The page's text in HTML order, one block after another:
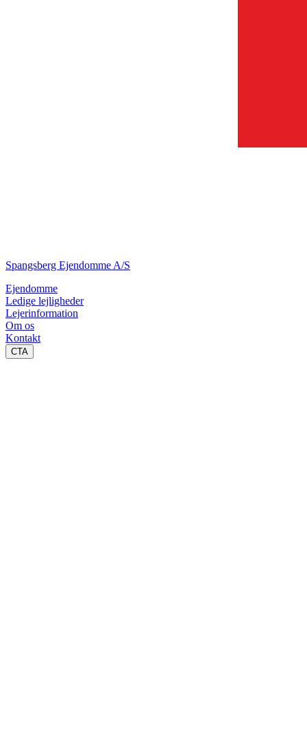
Spangsberg Ejendomme A/S
Ejendomme
Ledige lejligheder
Lejerinformation
Om os
Kontakt
CTA